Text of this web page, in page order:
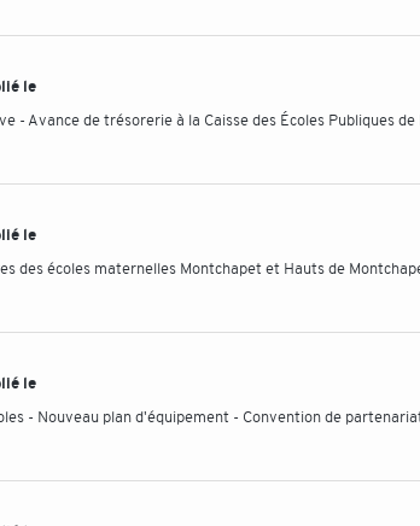
le
- Avance de trésorerie à la Caisse des Écoles Publiques
le
des écoles maternelles Montchapet et Hauts de
le
- Nouveau plan d'équipement - Convention de